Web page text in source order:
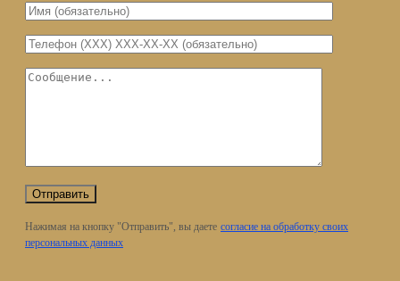
Нажимая на кнопку "Отправить", вы даете согласие на обработку своих
персональных данных